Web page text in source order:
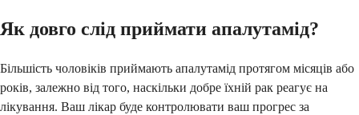
Як довго слід приймати апалутамід?
Більшість чоловіків приймають апалутамід протягом місяців або
років, залежно від того, наскільки добре їхній рак реагує на
лікування. Ваш лікар буде контролювати ваш прогрес за